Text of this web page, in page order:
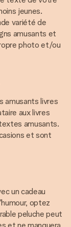
jeunes.
variété de
amusants et
photo et/ou
amusants livres
aux livres
amusants.
et sont
un cadeau
optez
peluche peut